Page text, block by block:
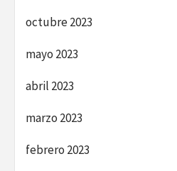
octubre 2023
mayo 2023
abril 2023
marzo 2023
febrero 2023